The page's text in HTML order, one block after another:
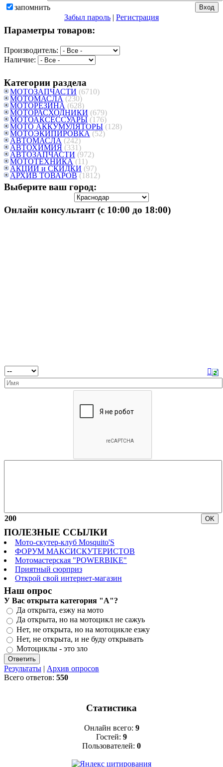
запомнить
Забыл пароль | Регистрация
Параметры товаров:
Производитель:
Наличие:
Категории раздела
МОТОЗАПЧАСТИ (6710)
МОТОМАСЛА (230)
МОТОРЕЗИНА (628)
МОТОРАСХОДНИКИ (679)
МОТОАКСЕССУАРЫ (176)
МОТО АККУМУЛЯТОРЫ (128)
МОТОЭКИПИРОВКА (52)
АВТОМАСЛА (242)
АВТОХИМИЯ (331)
АВТОЗАПЧАСТИ (972)
МОТОТЕХНИКА (11)
АКЦИИ и СКИДКИ (97)
АРХИВ ТОВАРОВ (1812)
Выберите ваш город:
Онлайн консультант (с 10:00 до 18:00)
200
ПОЛЕЗНЫЕ ССЫЛКИ
Мото-скутер-клуб Mosquito'S
ФОРУМ МАКСИСКУТЕРИСТОВ
Мотомастерская "POWERBIKE"
Приятный сюрприз
Открой свой интернет-магазин
Наш опрос
У Вас открыта категория "А"?
Да открыта, езжу на мото
Да открыта, но на мотоцикл не сажуь
Нет, не открыта, но на мотоцикле езжу
Нет, не открыта, и не буду открывать
Мотоциклы - это зло
Результаты | Архив опросов
Всего ответов: 550
Статистика
Онлайн всего: 9
Гостей: 9
Пользователей: 0